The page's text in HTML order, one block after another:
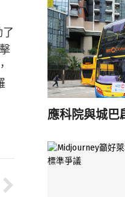
應科院與城巴